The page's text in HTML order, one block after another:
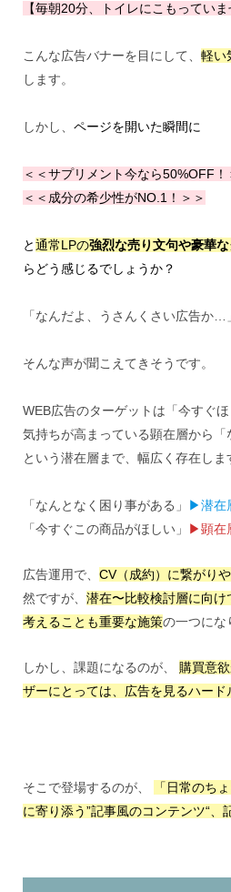
【毎朝20分、トイレにこもっていま
こんな広告バナーを目にして、 軽い
します。
しかし、 ページを開いた瞬間に
＜＜サプリメント今なら50%OFF！
＜＜成分の希少性がNO.1！＞＞
と通常LPの強烈な売り文句や豪華
らどう感じるでしょうか？
「なんだよ、うさんくさい広告か…」
そんな声が聞こえてきそうです。
WEB広告のターゲットは「今すぐ
気持ちが高まっている顕在層から「
という潜在層まで、幅広く存在しま
「なんとなく困り事がある」
▶︎潜在
「今すぐこの商品がほしい」
▶︎顕在
広告運用で、 CV（成約）に繋がり
然ですが、 潜在〜比較検討層に向
考えることも重要な施策の一つにな
しかし、課題になるのが、 購買意
ザーにとっては、広告を見るハード
そこで登場するのが、
「日常のち
に寄り添う”記事風のコンテンツ“、